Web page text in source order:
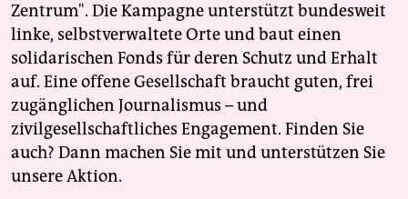
Zentrum". Die Kampagne unterstützt bundesweit
linke, selbstverwaltete Orte und baut einen
solidarischen Fonds für deren Schutz und Erhalt
auf. Eine offene Gesellschaft braucht guten, frei
zugänglichen Journalismus – und
zivilgesellschaftliches Engagement. Finden Sie
auch? Dann machen Sie mit und unterstützen Sie
unsere Aktion.